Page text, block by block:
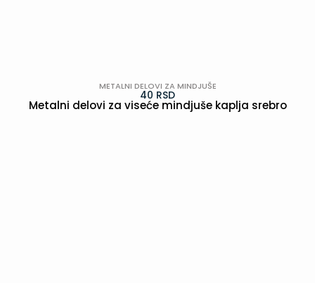
METALNI DELOVI ZA MINDJUŠE
40 RSD
Metalni delovi za viseće mindjuše kaplja srebro